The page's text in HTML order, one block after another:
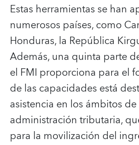
Estas herramientas se han
numerosos países, como
Honduras, la República
Además, una quinta parte
el FMI proporciona para el
de las capacidades está
asistencia en los ámbitos
administración tributaria,
para la movilización del